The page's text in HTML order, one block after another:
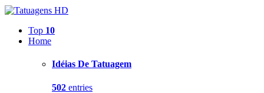
Top 10
Home
Idéias De Tatuagem
502 entries